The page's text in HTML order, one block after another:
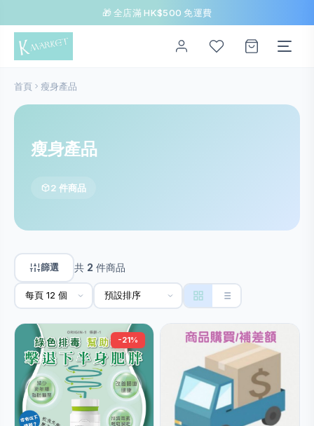
🎁 全店滿 HK$500 免運費
首頁 瘦身產品
瘦身產品
2 件商品
篩選 共 2 件商品
-21%